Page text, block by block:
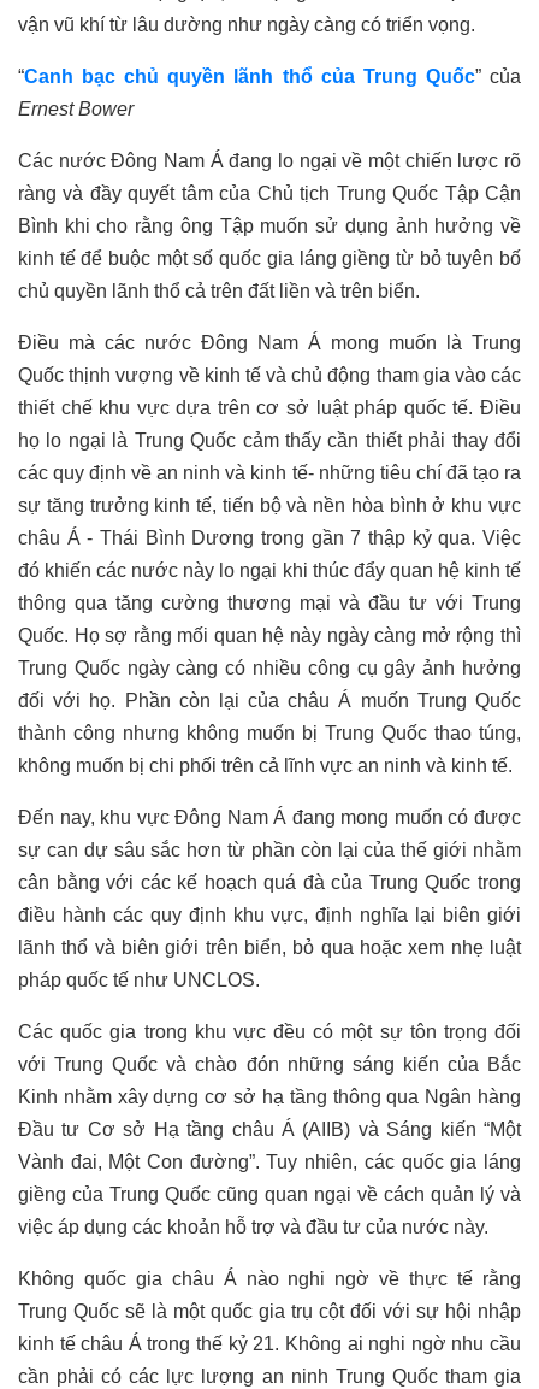
vận vũ khí từ lâu dường như ngày càng có triển vọng.
“Canh bạc chủ quyền lãnh thổ của Trung Quốc” của
Ernest Bower
Các nước Đông Nam Á đang lo ngại về một chiến lược rõ
ràng và đầy quyết tâm của Chủ tịch Trung Quốc Tập Cận
Bình khi cho rằng ông Tập muốn sử dụng ảnh hưởng về
kinh tế để buộc một số quốc gia láng giềng từ bỏ tuyên bố
chủ quyền lãnh thổ cả trên đất liền và trên biển.
Điều mà các nước Đông Nam Á mong muốn là Trung
Quốc thịnh vượng về kinh tế và chủ động tham gia vào các
thiết chế khu vực dựa trên cơ sở luật pháp quốc tế. Điều
họ lo ngại là Trung Quốc cảm thấy cần thiết phải thay đổi
các quy định về an ninh và kinh tế- những tiêu chí đã tạo ra
sự tăng trưởng kinh tế, tiến bộ và nền hòa bình ở khu vực
châu Á - Thái Bình Dương trong gần 7 thập kỷ qua. Việc
đó khiến các nước này lo ngại khi thúc đẩy quan hệ kinh tế
thông qua tăng cường thương mại và đầu tư với Trung
Quốc. Họ sợ rằng mối quan hệ này ngày càng mở rộng thì
Trung Quốc ngày càng có nhiều công cụ gây ảnh hưởng
đối với họ. Phần còn lại của châu Á muốn Trung Quốc
thành công nhưng không muốn bị Trung Quốc thao túng,
không muốn bị chi phối trên cả lĩnh vực an ninh và kinh tế.
Đến nay, khu vực Đông Nam Á đang mong muốn có được
sự can dự sâu sắc hơn từ phần còn lại của thế giới nhằm
cân bằng với các kế hoạch quá đà của Trung Quốc trong
điều hành các quy định khu vực, định nghĩa lại biên giới
lãnh thổ và biên giới trên biển, bỏ qua hoặc xem nhẹ luật
pháp quốc tế như UNCLOS.
Các quốc gia trong khu vực đều có một sự tôn trọng đối
với Trung Quốc và chào đón những sáng kiến của Bắc
Kinh nhằm xây dựng cơ sở hạ tầng thông qua Ngân hàng
Đầu tư Cơ sở Hạ tầng châu Á (AIIB) và Sáng kiến “Một
Vành đai, Một Con đường”. Tuy nhiên, các quốc gia láng
giềng của Trung Quốc cũng quan ngại về cách quản lý và
việc áp dụng các khoản hỗ trợ và đầu tư của nước này.
Không quốc gia châu Á nào nghi ngờ về thực tế rằng
Trung Quốc sẽ là một quốc gia trụ cột đối với sự hội nhập
kinh tế châu Á trong thế kỷ 21. Không ai nghi ngờ nhu cầu
cần phải có các lực lượng an ninh Trung Quốc tham gia